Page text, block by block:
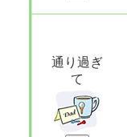
通り過ぎ
て